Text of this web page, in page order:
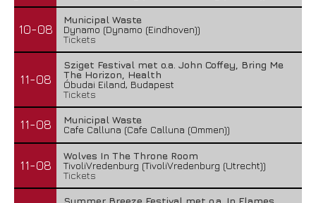
10-08
Municipal Waste
Dynamo (Dynamo (Eindhoven))
Tickets
11-08
Sziget Festival met o.a. John Coffey, Bring Me
The Horizon, Health
Óbudai Eiland, Budapest
Tickets
11-08
Municipal Waste
Cafe Calluna (Cafe Calluna (Ommen))
11-08
Wolves In The Throne Room
TivoliVredenburg (TivoliVredenburg (Utrecht))
Tickets
Summer Breeze Festival met o.a. In Flames,